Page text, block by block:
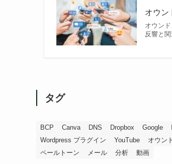
オウン
オウン
反響と
タグ
BCP Canva DNS Dropbox Google
Wordpress プラグイン
YouTube オウン
ペールトーン
メール 分析 動画